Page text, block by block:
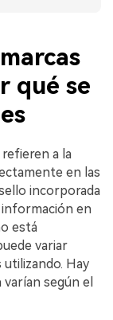
qué se
a la
en las
incorporada
en
está
variar
Hay
según el